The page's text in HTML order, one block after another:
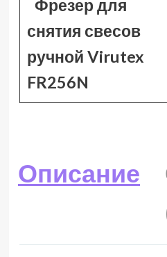
Фрезер для
снятия свесов
ручной Virutex
FR256N
Описание